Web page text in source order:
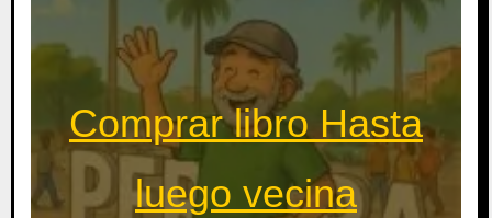
Comprar libro Hasta
luego vecina